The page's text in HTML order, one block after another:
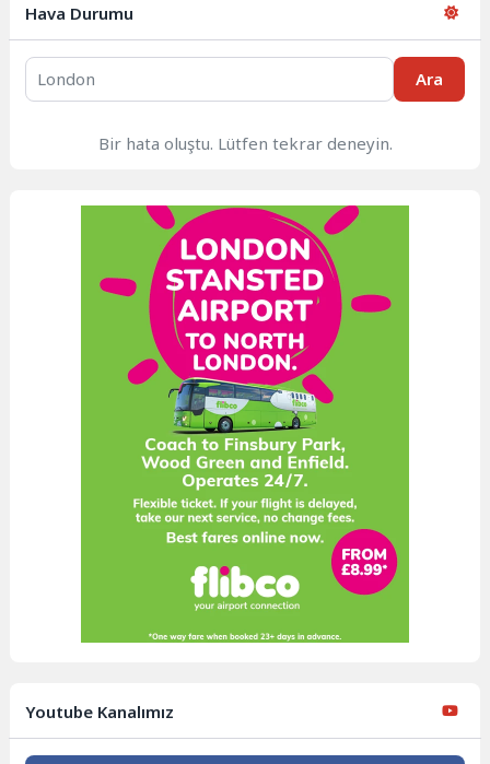
Hava Durumu
Ara
Bir hata oluştu. Lütfen tekrar deneyin.
Youtube Kanalımız